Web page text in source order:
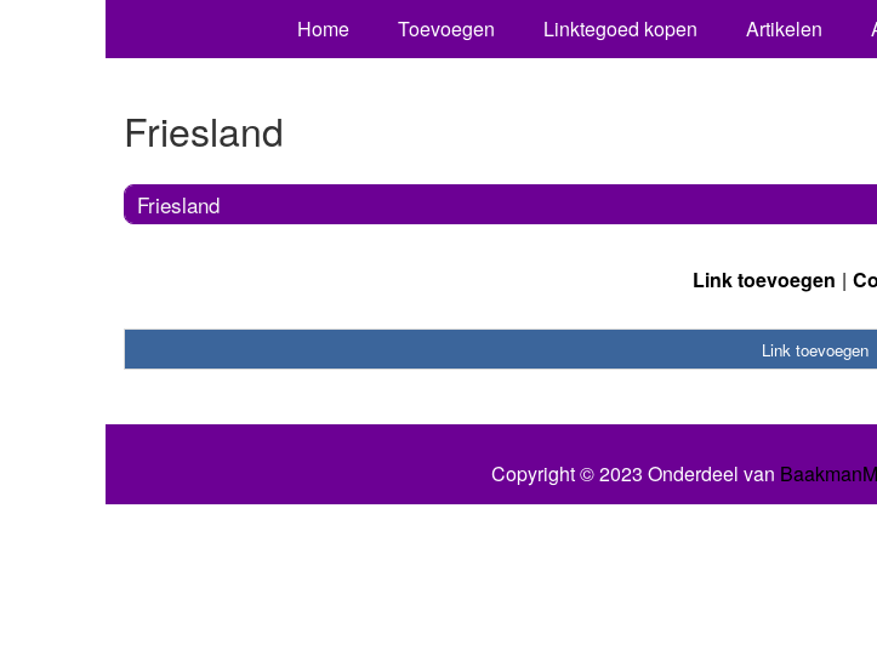
Home Toevoegen Linktegoed kopen Artikelen
Friesland
Friesland
Link toevoegen
Link toevoegen
Copyright © 2023 Onderdeel van